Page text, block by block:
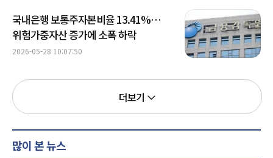
국내은행 보통주자본비율 13.41%…
위험가중자산 증가에 소폭 하락
2026-05-28 10:07:50
더보기
많이 본 뉴스